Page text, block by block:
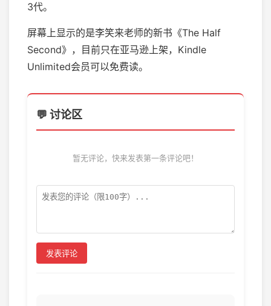
3代。
屏幕上显示的是李笑来老师的新书《The Half
Second》，目前只在亚马逊上架，Kindle
Unlimited会员可以免费读。
💬 讨论区
暂无评论，快来发表第一条评论吧！
发表评论